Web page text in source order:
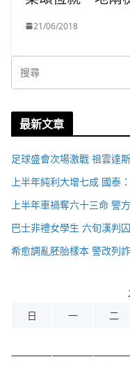
21/06/2018
最新文章
足球盛會次場激戰 祖雲達
上半年純利大增七成 國泰
上半年車禍奪六十三命 警
巴士非禮女學生 六旬漢判
希愈調亂胚胎樣本 警改列
日
一 二